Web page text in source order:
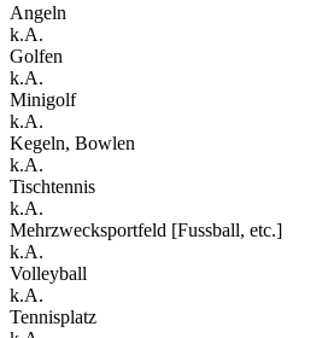
Angeln
k.A.
Golfen
k.A.
Minigolf
k.A.
Kegeln, Bowlen
k.A.
Tischtennis
k.A.
Mehrzwecksportfeld [Fussball, etc.]
k.A.
Volleyball
k.A.
Tennisplatz